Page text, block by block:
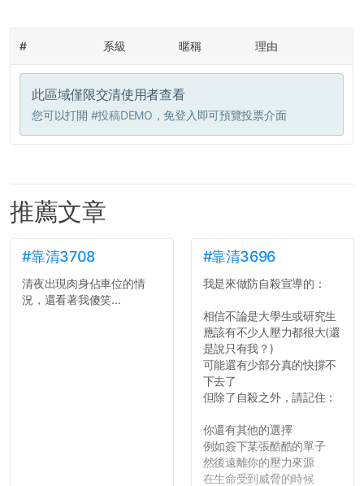
# 系級 暱稱 理由
此區域僅限交清使用者查看
您可以打開 #投稿DEMO ，免登入即可預覽投票介面
推薦文章
#靠清3708
清夜出現肉身佔車位的情
況，還看著我傻笑...
#靠清3696
我是來做防自殺宣導的：
相信不論是大學生或研究生
應該有不少人壓力都很大(還
是說只有我？)
可能還有少部分真的快撐不
下去了
但除了自殺之外，請記住：
你還有其他的選擇
例如簽下某張酷酷的單子
然後遠離你的壓力來源
在生命受到威脅的時候